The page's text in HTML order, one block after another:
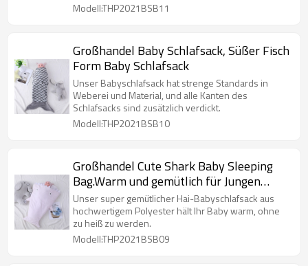
Modell:THP2021BSB11
Großhandel Baby Schlafsack, Süßer Fisch
Form Baby Schlafsack
Unser Babyschlafsack hat strenge Standards in
Weberei und Material, und alle Kanten des
Schlafsacks sind zusätzlich verdickt.
Modell:THP2021BSB10
Großhandel Cute Shark Baby Sleeping
Bag.Warm und gemütlich für Jungen
Kinder
Unser super gemütlicher Hai-Babyschlafsack aus
hochwertigem Polyester hält Ihr Baby warm, ohne
zu heiß zu werden.
Modell:THP2021BSB09